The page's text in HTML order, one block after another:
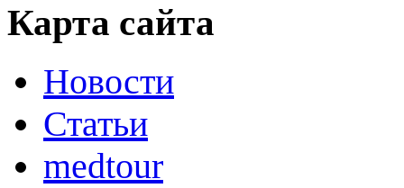
Карта сайта
Новости
Статьи
medtour